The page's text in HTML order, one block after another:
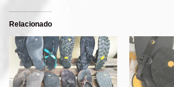
Relacionado